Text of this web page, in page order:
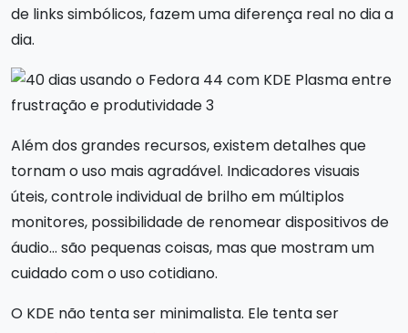
de links simbólicos, fazem uma diferença real no dia a
dia.
Além dos grandes recursos, existem detalhes que
tornam o uso mais agradável. Indicadores visuais
úteis, controle individual de brilho em múltiplos
monitores, possibilidade de renomear dispositivos de
áudio… são pequenas coisas, mas que mostram um
cuidado com o uso cotidiano.
O KDE não tenta ser minimalista. Ele tenta ser